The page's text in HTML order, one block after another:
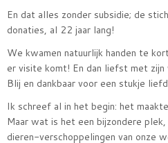
En dat alles zonder subsidie; de
donaties, al 22 jaar lang!
We kwamen natuurlijk handen te
er visite komt! En dan liefst met
Blij en dankbaar voor een stukje
Ik schreef al in het begin: het
Maar wat is het een bijzondere
dieren-verschoppelingen van onze